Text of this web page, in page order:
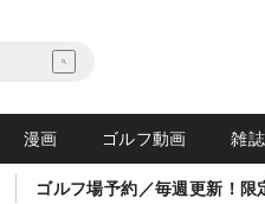
漫画 ゴルフ動画 雑
ゴルフ場予約／毎週更新！限